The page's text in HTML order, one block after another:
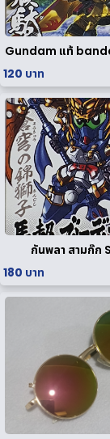
120 บาท
กันพลา สามก๊ก
180 บาท